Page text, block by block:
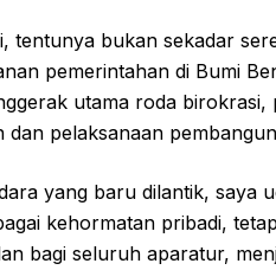
tentunya bukan sekadar
pemerintahan di Bumi
utama roda
dan pelaksanaan
yang baru dilantik, saya
kehormatan pribadi,
bagi seluruh aparatur,